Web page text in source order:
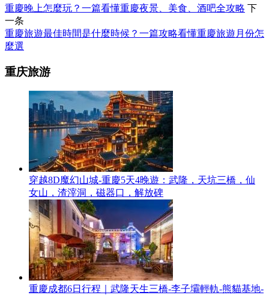
重慶晚上怎麼玩？一篇看懂重慶夜景、美食、酒吧全攻略 下
一条
重慶旅遊最佳時間是什麼時候？一篇攻略看懂重慶旅遊月份怎
麼選
重庆旅游
穿越8D魔幻山城-重慶5天4晚遊：武隆，天坑三橋，仙
女山，渣滓洞，磁器口，解放碑
重慶成都6日行程｜武隆天生三橋-李子壩輕軌-熊貓基地-